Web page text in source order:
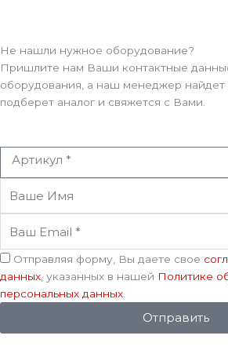
Не нашли нужное оборудование?
Пришлите нам Ваши контактные
оборудования, а наш менеджер найдет
подберет аналог и свяжется с Вами.
Артикул
Имя
Email
Соглашение
Отправляя форму, Вы даете свое
данных , указанных в нашей Политике
персональных данных
Отправить